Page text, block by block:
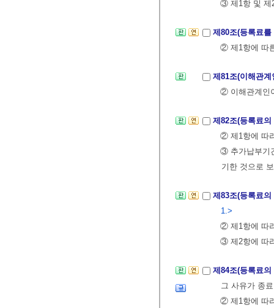
③ 제1항 및 제
제80조(등록료
② 제1항에 따
제81조(이해관
② 이해관계인
제82조(등록료
② 제1항에 따
③ 추가납부기
기한 것으로
제83조(등록료
1.>
② 제1항에 따
③ 제2항에 따
제84조(등록료
그 사유가 종
② 제1항에 따